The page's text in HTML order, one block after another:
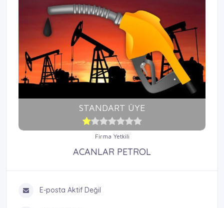
STANDART ÜYE
Firma Yetkili
ACANLAR PETROL
E-posta Aktif Değil